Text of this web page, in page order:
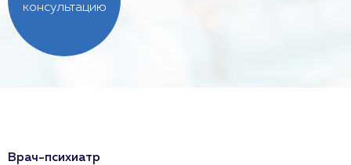
консультацию
Врач-психиатр